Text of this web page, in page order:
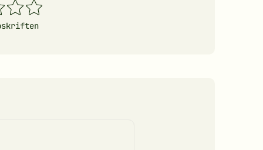
4
stjerner
5
stjerner